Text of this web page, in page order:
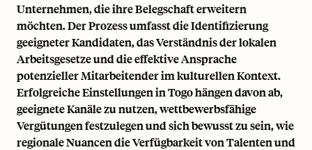
Unternehmen, die ihre Belegschaft erweitern
möchten. Der Prozess umfasst die Identifizierung
geeigneter Kandidaten, das Verständnis der lokalen
Arbeitsgesetze und die effektive Ansprache
potenzieller Mitarbeitender im kulturellen Kontext.
Erfolgreiche Einstellungen in Togo hängen davon ab,
geeignete Kanäle zu nutzen, wettbewerbsfähige
Vergütungen festzulegen und sich bewusst zu sein, wie
regionale Nuancen die Verfügbarkeit von Talenten und